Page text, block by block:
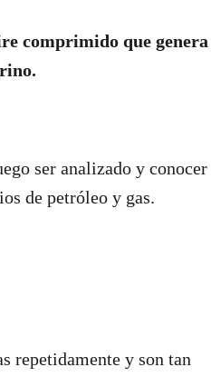
comprimido que genera
ser analizado y conocer
de petróleo y gas.
repetidamente y son tan